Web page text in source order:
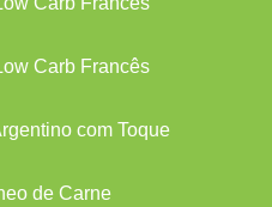
Carb Francês
com Toque
de Carne